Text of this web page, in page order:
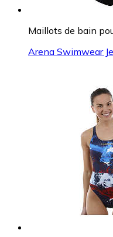
Maillots de bain
Arena Swimwear